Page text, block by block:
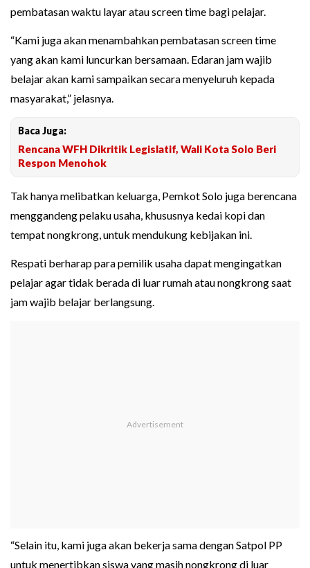
pembatasan waktu layar atau screen time bagi pelajar.
“Kami juga akan menambahkan pembatasan screen time
yang akan kami luncurkan bersamaan. Edaran jam wajib
belajar akan kami sampaikan secara menyeluruh kepada
masyarakat,” jelasnya.
Baca Juga:
Rencana WFH Dikritik Legislatif, Wali Kota Solo Beri
Respon Menohok
Tak hanya melibatkan keluarga, Pemkot Solo juga berencana
menggandeng pelaku usaha, khususnya kedai kopi dan
tempat nongkrong, untuk mendukung kebijakan ini.
Respati berharap para pemilik usaha dapat mengingatkan
pelajar agar tidak berada di luar rumah atau nongkrong saat
jam wajib belajar berlangsung.
“Selain itu, kami juga akan bekerja sama dengan Satpol PP
untuk menertibkan siswa yang masih nongkrong di luar